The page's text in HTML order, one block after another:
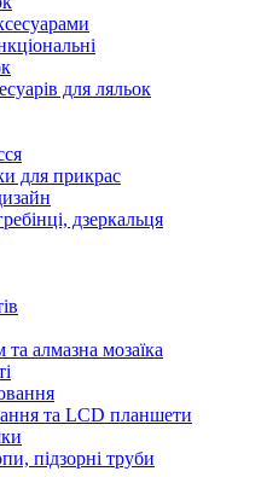
для ляльок
для прикрас
дзеркальця
алмазна мозаїка
та LCD планшети
підзорні труби